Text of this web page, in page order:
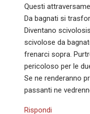
Questi
Da bagnati si
Diventano
scivolose da
frenarci sopra.
pericoloso per le
Se ne renderanno
passanti ne
Rispondi